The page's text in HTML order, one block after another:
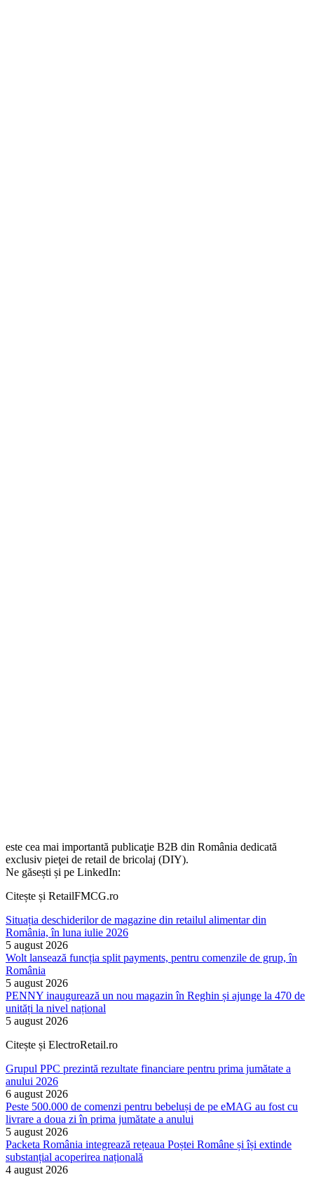
este cea mai importantă publicaţie B2B din România dedicată
exclusiv pieţei de retail de bricolaj (DIY).
Ne găsești și pe LinkedIn:
Citește și RetailFMCG.ro
Situația deschiderilor de magazine din retailul alimentar din
România, în luna iulie 2026
5 august 2026
Wolt lansează funcția split payments, pentru comenzile de grup, în
România
5 august 2026
PENNY inaugurează un nou magazin în Reghin și ajunge la 470 de
unități la nivel național
5 august 2026
Citește și ElectroRetail.ro
Grupul PPC prezintă rezultate financiare pentru prima jumătate a
anului 2026
6 august 2026
Peste 500.000 de comenzi pentru bebeluși de pe eMAG au fost cu
livrare a doua zi în prima jumătate a anului
5 august 2026
Packeta România integrează rețeaua Poștei Române și își extinde
substanțial acoperirea națională
4 august 2026